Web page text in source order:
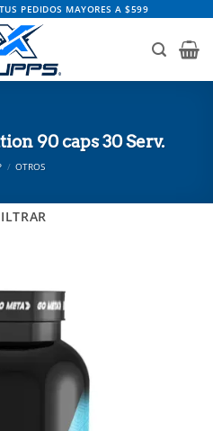
PEDIDOS MAYORES A $599
90 caps 30 Serv.
/ OTROS